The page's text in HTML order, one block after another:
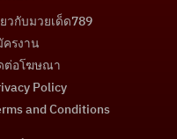
วกับมวยเด็ด789
ครงาน
ต่อโฆษณา
Policy
and Conditions